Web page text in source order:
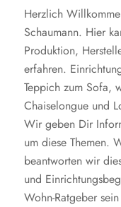
Herzlich
Schaumann. Hier
Produktion,
erfahren.
Teppich zum Sofa,
Chaiselongue und
Wir geben Dir
um diese Themen.
beantworten wir
und
Wohn-Ratgeber